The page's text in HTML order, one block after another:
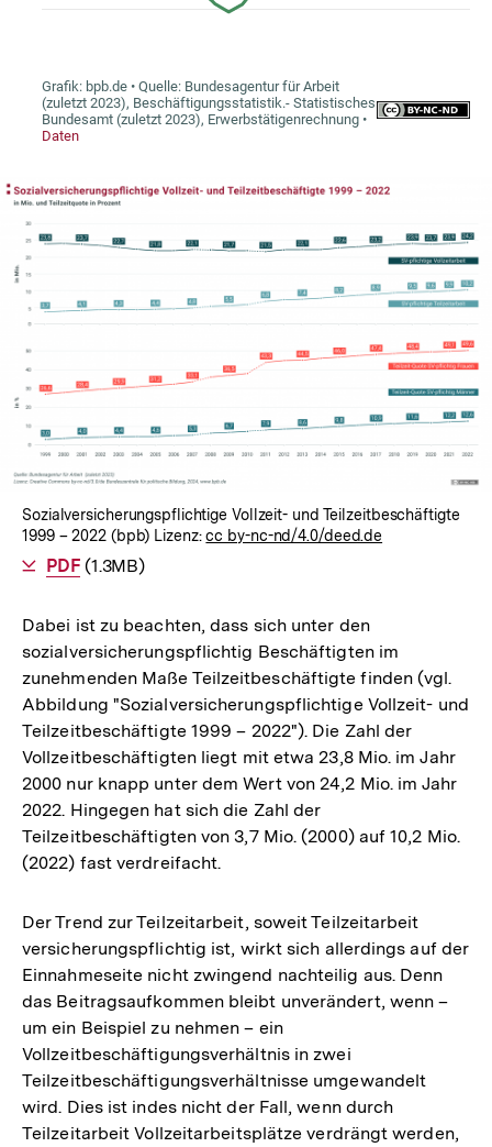
Lightbox
Sozialversicherungspflichtige Vollzeit- und Teilzeitbeschäftigte
1999 – 2022 (bpb) Lizenz:cc by-nc-nd/4.0/deed.de
Als
PDFherunterladen
(1.3MB)
Dabei ist zu beachten, dass sich unter den
sozialversicherungspflichtig Beschäftigten im
zunehmenden Maße Teilzeitbeschäftigte finden (vgl.
Abbildung "Sozialversicherungspflichtige Vollzeit- und
Teilzeitbeschäftigte 1999 – 2022"). Die Zahl der
Vollzeitbeschäftigten liegt mit etwa 23,8 Mio. im Jahr
2000 nur knapp unter dem Wert von 24,2 Mio. im Jahr
2022. Hingegen hat sich die Zahl der
Teilzeitbeschäftigten von 3,7 Mio. (2000) auf 10,2 Mio.
(2022) fast verdreifacht.
Der Trend zur Teilzeitarbeit, soweit Teilzeitarbeit
versicherungspflichtig ist, wirkt sich allerdings auf der
Einnahmeseite nicht zwingend nachteilig aus. Denn
das Beitragsaufkommen bleibt unverändert, wenn –
um ein Beispiel zu nehmen – ein
Vollzeitbeschäftigungsverhältnis in zwei
Teilzeitbeschäftigungsverhältnisse umgewandelt
wird. Dies ist indes nicht der Fall, wenn durch
Teilzeitarbeit Vollzeitarbeitsplätze verdrängt werden,